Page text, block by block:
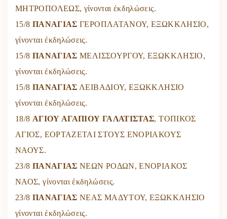
ΜΗΤΡΟΠΟΛΕΩΣ, γίνονται ἐκδηλώσεις.
15/8 ΠΑΝΑΓΙΑΣ ΓΕΡΟΠΛΑΤΑΝΟΥ, ΕΞΩΚΚΛΗΣΙΟ,
γίνονται ἐκδηλώσεις.
15/8 ΠΑΝΑΓΙΑΣ ΜΕΛΙΣΣΟΥΡΓΟΥ, ΕΞΩΚΚΛΗΣΙΟ,
γίνονται ἐκδηλώσεις.
15/8 ΠΑΝΑΓΙΑΣ ΛΕΙΒΑΔΙΟΥ, ΕΞΩΚΚΛΗΣΙΟ
γίνονται ἐκδηλώσεις.
18/8 ΑΓΙΟΥ ΑΓΑΠΙΟΥ ΓΑΛΑΤΙΣΤΑΣ, ΤΟΠΙΚΟΣ
ΑΓΙΟΣ, ΕΟΡΤΑΖΕΤΑΙ ΣΤΟΥΣ ΕΝΟΡΙΑΚΟΥΣ
ΝΑΟΥΣ.
23/8 ΠΑΝΑΓΙΑΣ ΝΕΩΝ ΡΟΔΩΝ, ΕΝΟΡΙΑΚΟΣ
ΝΑΟΣ, γίνονται ἐκδηλώσεις.
23/8 ΠΑΝΑΓΙΑΣ ΝΕΑΣ ΜΑΔΥΤΟΥ, ΕΞΩΚΚΛΗΣΙΟ
γίνονται ἐκδηλώσεις.